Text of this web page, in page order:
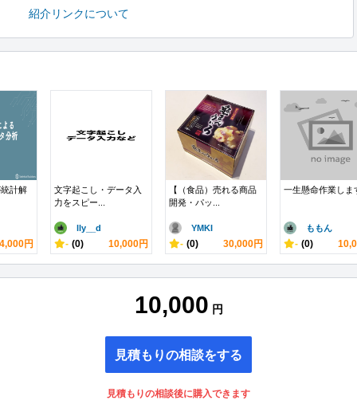
紹介リンクについて
計解
円
文字起こし・データ入
力をスピー...
lly__d
- (0) 10,000円
【（食品）売れる商品
開発・パッ...
YMKI
- (0) 30,000円
一生懸命作業しま
ももん
- (0)
10,000 円
見積もりの相談をする
見積もりの相談後に購入できます